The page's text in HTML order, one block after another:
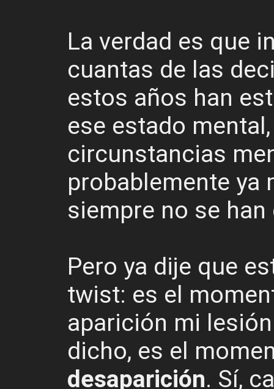
La verdad es que
cuantas de las
estos años han
ese estado
circunstancias
probablemente ya
siempre no se
Pero ya dije que
twist: es el
aparición mi
dicho, es el
desaparición. Sí,